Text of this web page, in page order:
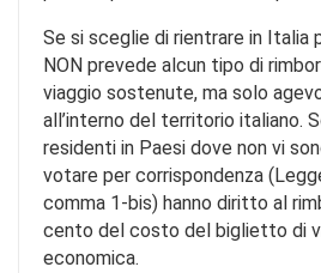
Se si sceglie di rientrare in Italia
NON prevede alcun tipo di
viaggio sostenute, ma solo
all’interno del territorio italiano.
residenti in Paesi dove non vi
votare per corrispondenza
comma 1-bis) hanno diritto al
cento del costo del biglietto di
economica.